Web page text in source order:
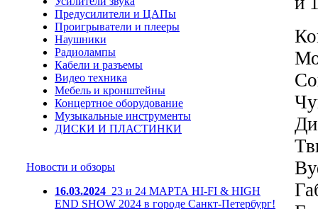
Предусилители и ЦАПы
Проигрыватели и плееры
Наушники
Радиолампы
Кабели и разъемы
Видео техника
Мебель и кронштейны
Концертное оборудование
Музыкальные инструменты
ДИСКИ И ПЛАСТИНКИ
Новости и обзоры
16.03.2024 23 и 24 МАРТА HI-FI & HIGH
END SHOW 2024 в городе Санкт-Петербург!